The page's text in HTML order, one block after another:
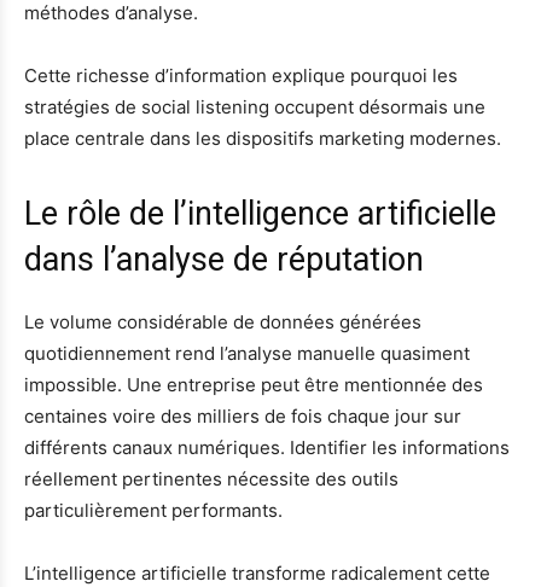
méthodes d’analyse.
Cette richesse d’information explique pourquoi les
stratégies de social listening occupent désormais une
place centrale dans les dispositifs marketing modernes.
Le rôle de l’intelligence artificielle
dans l’analyse de réputation
Le volume considérable de données générées
quotidiennement rend l’analyse manuelle quasiment
impossible. Une entreprise peut être mentionnée des
centaines voire des milliers de fois chaque jour sur
différents canaux numériques. Identifier les informations
réellement pertinentes nécessite des outils
particulièrement performants.
L’intelligence artificielle transforme radicalement cette